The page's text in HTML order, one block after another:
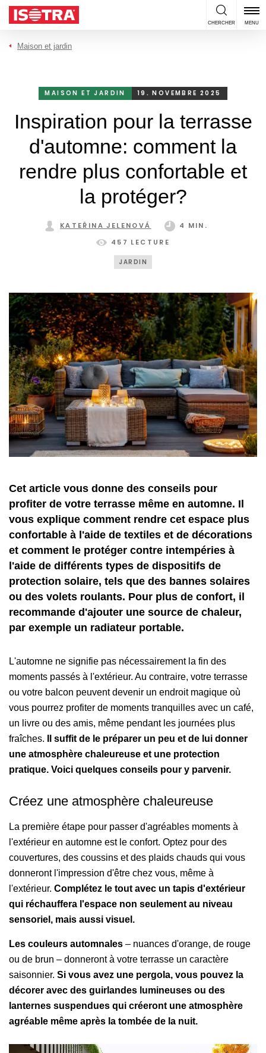
Passer au contenu
CHERCHER MENU
Maison et jardin
MAISON ET JARDIN 19. NOVEMBRE 2025
Inspiration pour la terrasse
d'automne: comment la
rendre plus confortable et
la protéger?
KATEŘINA JELENOVÁ
4 MIN.
457 LECTURE
JARDIN
Cet article vous donne des conseils pour
profiter de votre terrasse même en automne. Il
vous explique comment rendre cet espace plus
confortable à l'aide de textiles et de décorations
et comment le protéger contre intempéries à
l'aide de différents types de dispositifs de
protection solaire, tels que des bannes solaires
ou des volets roulants. Pour plus de confort, il
recommande d'ajouter une source de chaleur,
par exemple un radiateur portable.
L'automne ne signifie pas nécessairement la fin des
moments passés à l'extérieur. Au contraire, votre terrasse
ou votre balcon peuvent devenir un endroit magique où
vous pourrez profiter de moments tranquilles avec un café,
un livre ou des amis, même pendant les journées plus
fraîches.
Il suffit de le préparer un peu et de lui donner
une atmosphère chaleureuse et une protection
pratique. Voici quelques conseils pour y parvenir.
Créez une atmosphère chaleureuse
La première étape pour passer d'agréables moments à
l'extérieur en automne est le confort. Optez pour des
couvertures, des coussins et des plaids chauds qui vous
donneront l'impression d'être chez vous, même à
l'extérieur. Complétez le tout avec un tapis d'extérieur
qui réchauffera l'espace non seulement au niveau
sensoriel, mais aussi visuel.
Les couleurs automnales – nuances d'orange, de rouge
ou de brun – donneront à votre terrasse un caractère
saisonnier. Si vous avez une pergola, vous pouvez la
décorer avec des guirlandes lumineuses ou des
lanternes suspendues qui créeront une atmosphère
agréable même après la tombée de la nuit.